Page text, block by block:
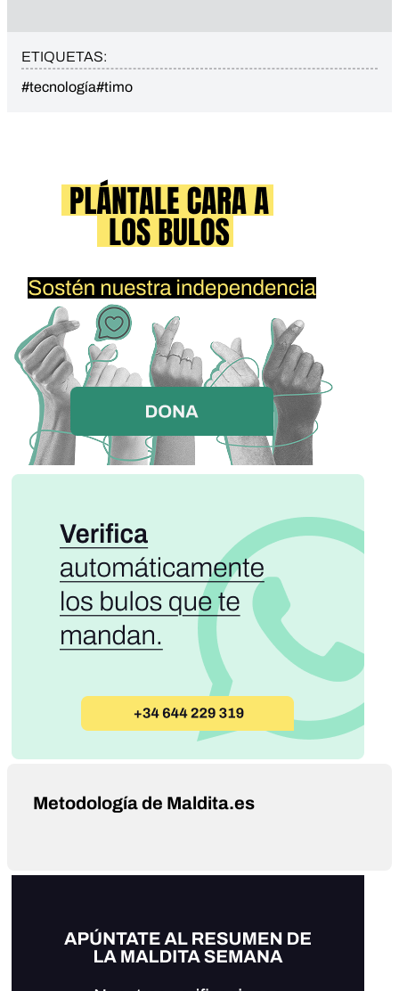
ETIQUETAS:
#tecnología#timo
Metodología de Maldita.es